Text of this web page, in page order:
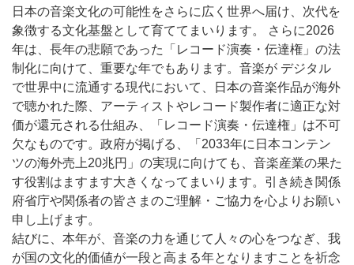
日本の音楽文化の可能性をさらに広く世界へ届け、次代を
象徴する文化基盤として育ててまいります。 さらに2026
年は、長年の悲願であった「レコード演奏・伝達権」の法
制化に向けて、重要な年でもあります。音楽が デジタル
で世界中に流通する現代において、日本の音楽作品が海外
で聴かれた際、アーティストやレコード製作者に適正な対
価が還元される仕組み、「レコード演奏・伝達権」は不可
欠なものです。政府が掲げる、「2033年に日本コンテン
ツの海外売上20兆円」の実現に向けても、音楽産業の果た
す役割はますます大きくなってまいります。引き続き関係
府省庁や関係者の皆さまのご理解・ご協力を心よりお願い
申し上げます。
結びに、本年が、音楽の力を通じて人々の心をつなぎ、我
が国の文化的価値が一段と高まる年となりますことを祈念